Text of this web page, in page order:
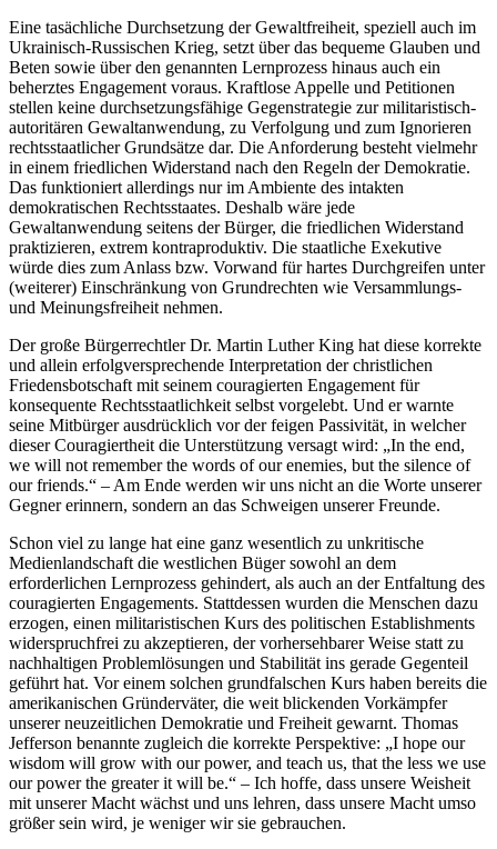
Eine tasächliche Durchsetzung der Gewaltfreiheit, speziell auch im
Ukrainisch-Russischen Krieg, setzt über das bequeme Glauben und
Beten sowie über den genannten Lernprozess hinaus auch ein
beherztes Engagement voraus. Kraftlose Appelle und Petitionen
stellen keine durchsetzungsfähige Gegenstrategie zur militaristisch-
autoritären Gewaltanwendung, zu Verfolgung und zum Ignorieren
rechtsstaatlicher Grundsätze dar. Die Anforderung besteht vielmehr
in einem friedlichen Widerstand nach den Regeln der Demokratie.
Das funktioniert allerdings nur im Ambiente des intakten
demokratischen Rechtsstaates. Deshalb wäre jede
Gewaltanwendung seitens der Bürger, die friedlichen Widerstand
praktizieren, extrem kontraproduktiv. Die staatliche Exekutive
würde dies zum Anlass bzw. Vorwand für hartes Durchgreifen unter
(weiterer) Einschränkung von Grundrechten wie Versammlungs-
und Meinungsfreiheit nehmen.
Der große Bürgerrechtler Dr. Martin Luther King hat diese korrekte
und allein erfolgversprechende Interpretation der christlichen
Friedensbotschaft mit seinem couragierten Engagement für
konsequente Rechtsstaatlichkeit selbst vorgelebt. Und er warnte
seine Mitbürger ausdrücklich vor der feigen Passivität, in welcher
dieser Couragiertheit die Unterstützung versagt wird: „In the end,
we will not remember the words of our enemies, but the silence of
our friends.“ – Am Ende werden wir uns nicht an die Worte unserer
Gegner erinnern, sondern an das Schweigen unserer Freunde.
Schon viel zu lange hat eine ganz wesentlich zu unkritische
Medienlandschaft die westlichen Büger sowohl an dem
erforderlichen Lernprozess gehindert, als auch an der Entfaltung des
couragierten Engagements. Stattdessen wurden die Menschen dazu
erzogen, einen militaristischen Kurs des politischen Establishments
widerspruchfrei zu akzeptieren, der vorhersehbarer Weise statt zu
nachhaltigen Problemlösungen und Stabilität ins gerade Gegenteil
geführt hat. Vor einem solchen grundfalschen Kurs haben bereits die
amerikanischen Gründerväter, die weit blickenden Vorkämpfer
unserer neuzeitlichen Demokratie und Freiheit gewarnt. Thomas
Jefferson benannte zugleich die korrekte Perspektive: „I hope our
wisdom will grow with our power, and teach us, that the less we use
our power the greater it will be.“ – Ich hoffe, dass unsere Weisheit
mit unserer Macht wächst und uns lehren, dass unsere Macht umso
größer sein wird, je weniger wir sie gebrauchen.